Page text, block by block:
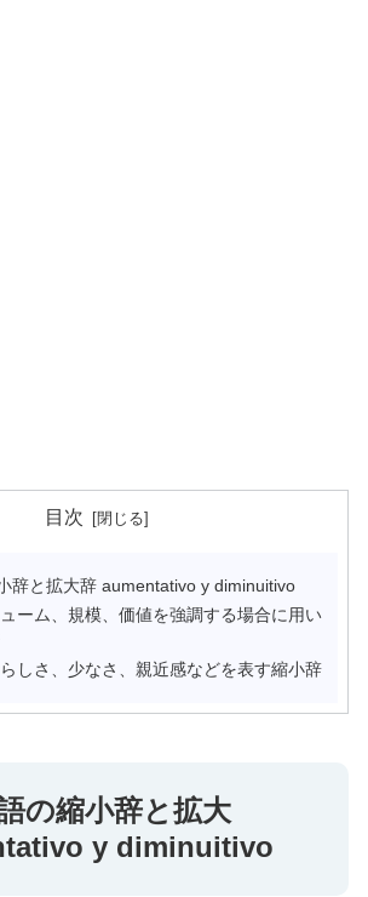
目次
辞と拡大辞 aumentativo y diminuitivo
ーム、規模、価値を強調する場合に用い
しさ、少なさ、親近感などを表す縮小辞
の縮小辞と拡大
y diminuitivo